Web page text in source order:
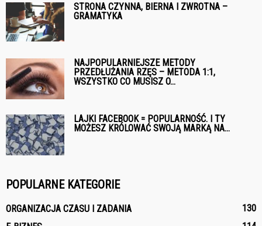
STRONA CZYNNA, BIERNA I ZWROTNA –
GRAMATYKA
NAJPOPULARNIEJSZE METODY
PRZEDŁUŻANIA RZĘS – METODA 1:1,
WSZYSTKO CO MUSISZ O...
LAJKI FACEBOOK = POPULARNOŚĆ. I TY
MOŻESZ KRÓLOWAĆ SWOJĄ MARKĄ NA...
POPULARNE KATEGORIE
ORGANIZACJA CZASU I ZADANIA
130